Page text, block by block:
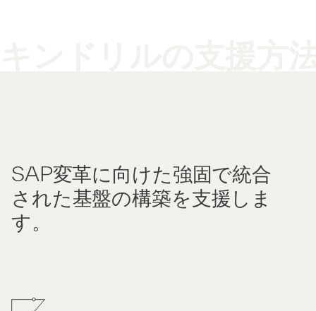
SAP変革に向けた強固で統合
された基盤の構築を支援しま
す。